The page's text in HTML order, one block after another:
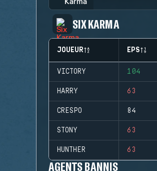
SIX KARMA
JOUEUR EPS
VICTORY 104
HARRY 63
CRESPO 84
STONY 63
HUNTHER 63
AGENTS BANNIS